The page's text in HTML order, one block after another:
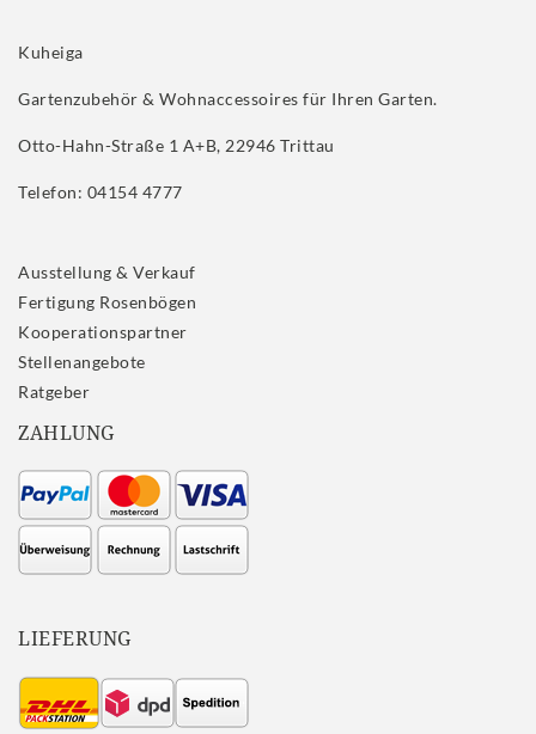
Kuheiga
Gartenzubehör & Wohnaccessoires für Ihren Garten.
Otto-Hahn-Straße 1 A+B, 22946 Trittau
Telefon: 04154 4777
Ausstellung & Verkauf
Fertigung Rosenbögen
Kooperationspartner
Stellenangebote
Ratgeber
ZAHLUNG
LIEFERUNG